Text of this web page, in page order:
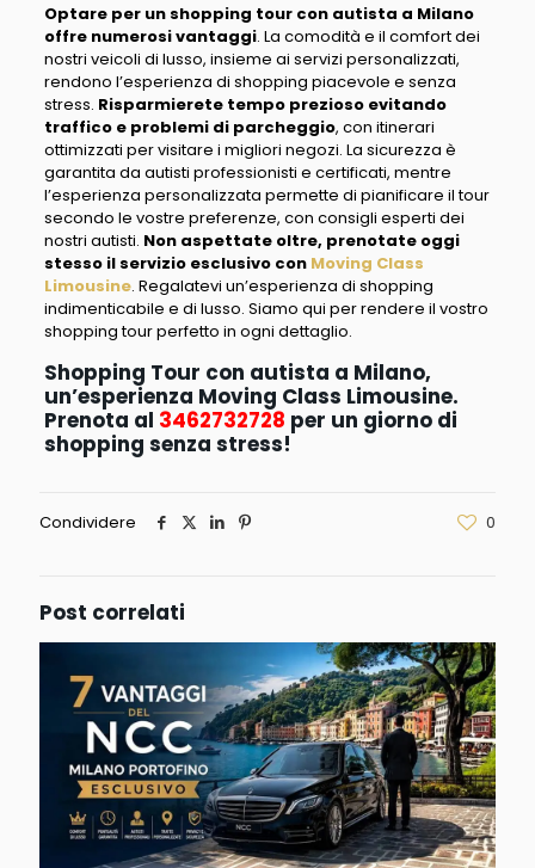
Optare per un shopping tour con autista a Milano
offre numerosi vantaggi. La comodità e il comfort dei
nostri veicoli di lusso, insieme ai servizi personalizzati,
rendono l’esperienza di shopping piacevole e senza
stress. Risparmierete tempo prezioso evitando
traffico e problemi di parcheggio, con itinerari
ottimizzati per visitare i migliori negozi. La sicurezza è
garantita da autisti professionisti e certificati, mentre
l’esperienza personalizzata permette di pianificare il tour
secondo le vostre preferenze, con consigli esperti dei
nostri autisti. Non aspettate oltre, prenotate oggi
stesso il servizio esclusivo con Moving Class
Limousine. Regalatevi un’esperienza di shopping
indimenticabile e di lusso. Siamo qui per rendere il vostro
shopping tour perfetto in ogni dettaglio.
Shopping Tour con autista a Milano,
un’esperienza Moving Class Limousine.
Prenota al 3462732728 per un giorno di
shopping senza stress!
Condividere 0
Post correlati